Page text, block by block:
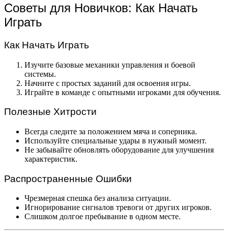
Советы для Новичков: Как Начать
Играть
Как Начать Играть
Изучите базовые механики управления и боевой
системы.
Начните с простых заданий для освоения игры.
Играйте в команде с опытными игроками для обучения.
Полезные Хитрости
Всегда следите за положением мяча и соперника.
Используйте специальные удары в нужный момент.
Не забывайте обновлять оборудование для улучшения
характеристик.
Распространенные Ошибки
Чрезмерная спешка без анализа ситуации.
Игнорирование сигналов тревоги от других игроков.
Слишком долгое пребывание в одном месте.